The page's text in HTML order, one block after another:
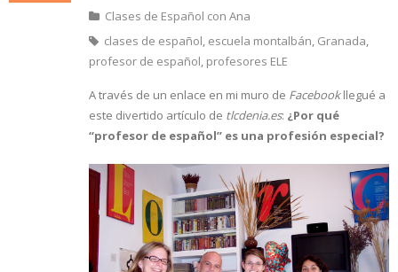
Clases de Español con Ana
clases de español, escuela montalbán, Granada,
profesor de español, profesores ELE
A través de un enlace en mi muro de Facebookllegué a
este divertido artículo de tlcdenia.es: ¿Por qué
“profesor de español” es una profesión especial?